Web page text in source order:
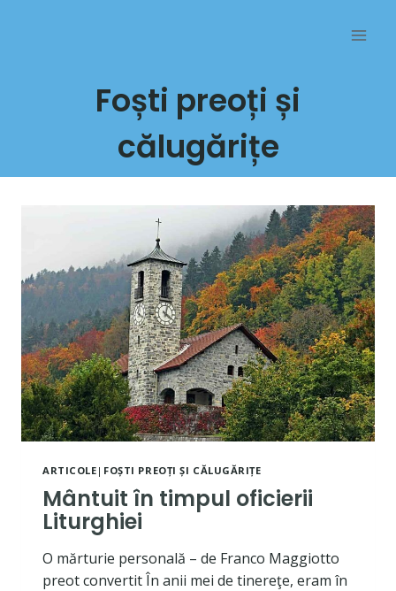
Foști preoți și
călugărițe
ARTICOLE | FOȘTI PREOȚI ȘI CĂLUGĂRIȚE
Mântuit în timpul oficierii
Liturghiei
O mărturie personală – de Franco Maggiotto
preot convertit În anii mei de tinereţe, eram în